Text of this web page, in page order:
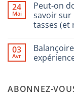
pour
enfants
Montessori
sur
Les
tendances
2025
de
décoration
de
chambre
Montessori
24
Mai
Peut-on
savoir sur
tasses (et
sur
Peut-
on
aux
enfants
03
Avr
Balançoire,
ce
ABONNEZ-